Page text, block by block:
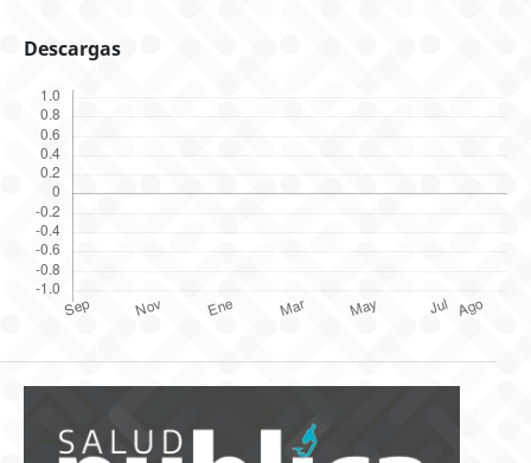
Descargas